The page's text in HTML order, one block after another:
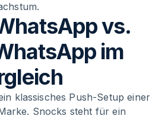
vs.
im
klassisches Push-Setup einer
Snocks steht für ein